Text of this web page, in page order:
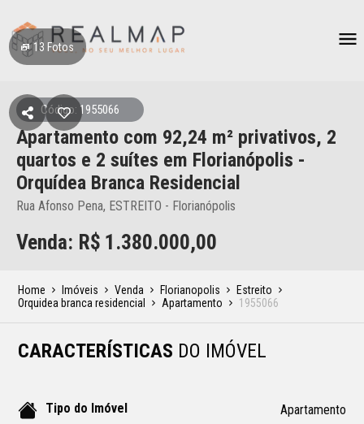
13 Fotos
Código: 1955066
Apartamento com 92,24 m² privativos, 2
quartos e 2 suítes em Florianópolis -
Orquídea Branca Residencial
Rua Afonso Pena, ESTREITO - Florianópolis
Venda: R$ 1.380.000,00
Home Imóveis Venda Florianopolis
Estreito
Orquidea branca residencial
Apartamento 1955066
CARACTERÍSTICAS DO IMÓVEL
Tipo do Imóvel Apartamento